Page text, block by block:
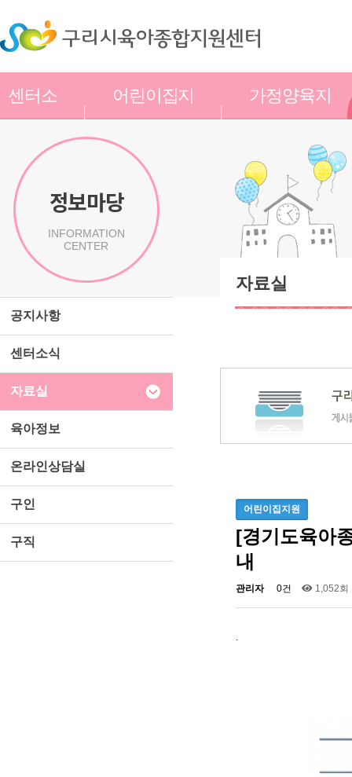
센터소
어린이집지
가정양육지
정보마당
INFORMATION
CENTER
공지사항
센터소식
자료실
육아정보
온라인상담실
구인
구직
자료실
어린이집지원
[경기도육아
내
관리자 0건 1,052회
.